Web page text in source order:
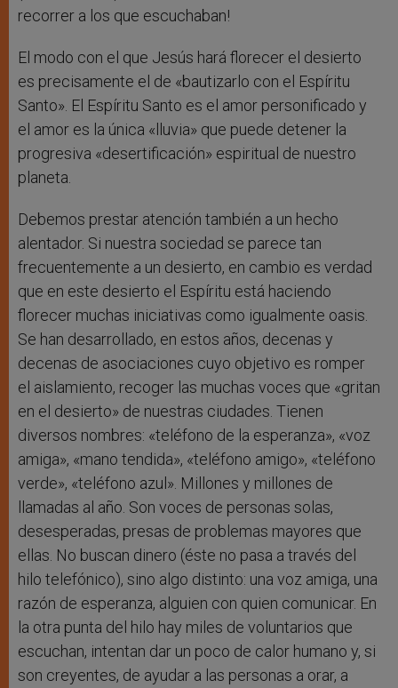
recorrer a los que escuchaban!
El modo con el que Jesús hará florecer el desierto
es precisamente el de «bautizarlo con el Espíritu
Santo». El Espíritu Santo es el amor personificado y
el amor es la única «lluvia» que puede detener la
progresiva «desertificación» espiritual de nuestro
planeta.
Debemos prestar atención también a un hecho
alentador. Si nuestra sociedad se parece tan
frecuentemente a un desierto, en cambio es verdad
que en este desierto el Espíritu está haciendo
florecer muchas iniciativas como igualmente oasis.
Se han desarrollado, en estos años, decenas y
decenas de asociaciones cuyo objetivo es romper
el aislamiento, recoger las muchas voces que «gritan
en el desierto» de nuestras ciudades. Tienen
diversos nombres: «teléfono de la esperanza», «voz
amiga», «mano tendida», «teléfono amigo», «teléfono
verde», «teléfono azul». Millones y millones de
llamadas al año. Son voces de personas solas,
desesperadas, presas de problemas mayores que
ellas. No buscan dinero (éste no pasa a través del
hilo telefónico), sino algo distinto: una voz amiga, una
razón de esperanza, alguien con quien comunicar. En
la otra punta del hilo hay miles de voluntarios que
escuchan, intentan dar un poco de calor humano y, si
son creyentes, de ayudar a las personas a orar, a